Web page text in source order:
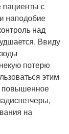
пациенты с
наподобие
над
Ввиду
потерю
этим
повышенное
на